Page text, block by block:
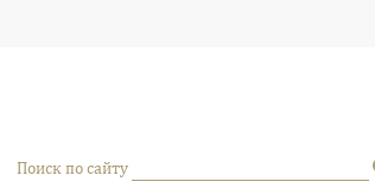
Поиск по сайту